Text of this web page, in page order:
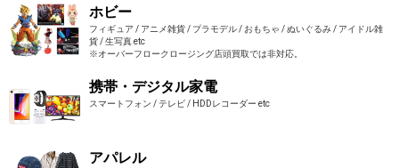
ホビー
フィギュア / アニメ雑貨 / プラモデル / おもちゃ / ぬいぐるみ / アイドル雑
貨 / 生写真 etc
※オーバーフロークロージング店頭買取では非対応。
携帯・デジタル家電
スマートフォン / テレビ / HDDレコーダー etc
アパレル